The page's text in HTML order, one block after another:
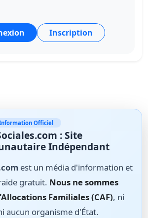
Inscription
Officiel
: Site
Indépendant
est un média d'information et
gratuit. Nous ne sommes
Familiales (CAF), ni
aucun organisme d'État.